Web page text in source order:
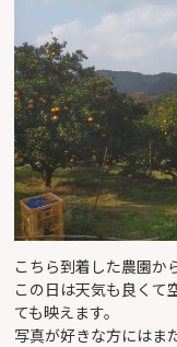
こちら到着した農園か
この日は天気も良くて
ても映えます。
写真が好きな方にはま